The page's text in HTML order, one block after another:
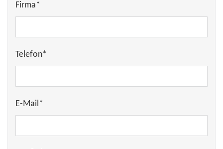
Firma*
Telefon*
E-Mail*